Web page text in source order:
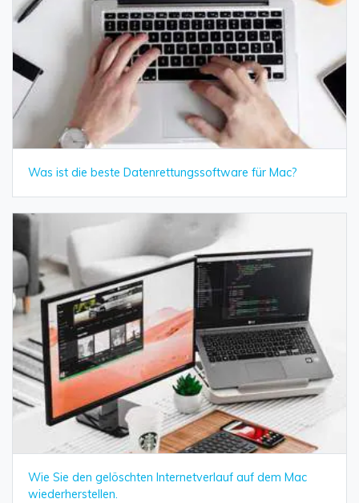
Was ist die beste Datenrettungssoftware für Mac?
Wie Sie den gelöschten Internetverlauf auf dem Mac
wiederherstellen.